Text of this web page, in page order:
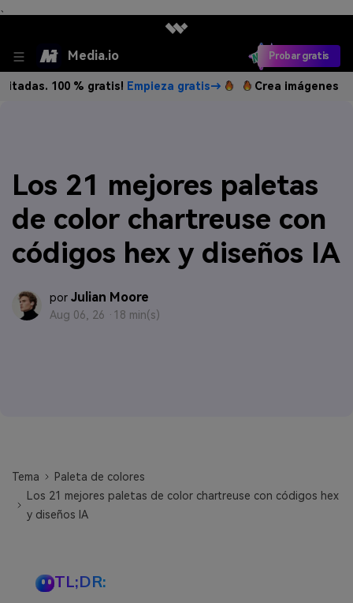
、
Media.io Probar gratis
% gratis! Empieza gratis→ Crea imágenes IA
Los 21 mejores paletas
de color chartreuse con
códigos hex y diseños IA
por Julian Moore
Aug 06, 26 · 18 min(s)
Tema
Paleta de colores
Los 21 mejores paletas de color chartreuse con códigos hex
y diseños IA
TL;DR: